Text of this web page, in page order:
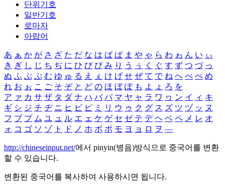
단위기호
일반기호
로마자
아랍어
あ ぁ か が さ ざ た だ な は ば ぱ ま や ゃ ら わ ゎ ん い ぃ
き ぎ し じ ち ぢ に ひ び ぴ み り う ぅ く ぐ す ず つ づ っ
ぬ ふ ぶ ぷ む ゆ ゅ る え ぇ け げ せ ぜ て で ね へ べ ぺ め
れ お ぉ こ ご そ ぞ と ど の ほ ぼ ぽ も よ ょ ろ を
ア ァ カ サ ザ タ ダ ナ ハ バ パ マ ヤ ャ ラ ワ ヮ ン イ ィ キ
ギ シ ジ チ ヂ ニ ヒ ビ ピ ミ リ ウ ゥ ク グ ス ズ ツ ヅ ッ ヌ
フ ブ プ ム ユ ュ ル エ ェ ケ ゲ セ ゼ テ デ ヘ ベ ペ メ レ オ
ォ コ ゴ ソ ゾ ト ド ノ ホ ボ ポ モ ヨ ョ ロ ヲ ―
http://chineseinput.net/에서 pinyin(병음)방식으로 중국어를 변환
할 수 있습니다.
변환된 중국어를 복사하여 사용하시면 됩니다.